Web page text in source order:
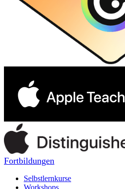
Fortbildungen
Selbstlernkurse